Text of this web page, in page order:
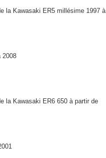
la Kawasaki ER5 millésime 1997 à
2008
la Kawasaki ER6 650 à partir de